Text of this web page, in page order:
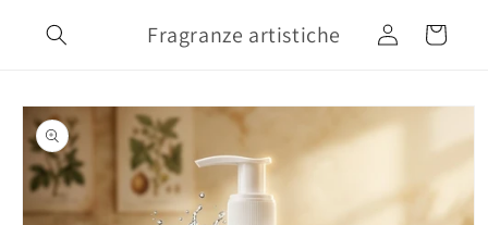
direttamente
ai contenuti
Fragranze artistiche Accedi Carrello
Passa alle
informazioni
sul prodotto